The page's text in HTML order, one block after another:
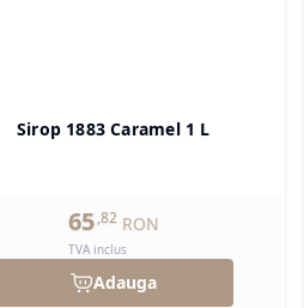
Sirop 1883 Caramel 1 L
65,82 RON
TVA inclus
Adauga